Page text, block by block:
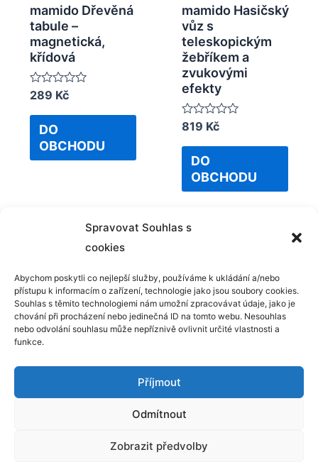
Spravovat Souhlas s
cookies
Abychom poskytli co nejlepší služby, používáme k ukládání a/nebo
přístupu k informacím o zařízení, technologie jako jsou soubory cookies.
Souhlas s těmito technologiemi nám umožní zpracovávat údaje, jako je
chování při procházení nebo jedinečná ID na tomto webu. Nesouhlas
nebo odvolání souhlasu může nepříznivě ovlivnit určité vlastnosti a
funkce.
Příjmout
Odmítnout
Zobrazit předvolby
mamido Dřevěná
tabule –
magnetická,
křídová
Rated
out
289 Kč
DO
OBCHODU
mamido Hasičský
vůz s
teleskopickým
žebříkem a
zvukovými
efekty
Rated
out
819 Kč
DO
OBCHODU
Kontakt
GDPR
Astra WordPress